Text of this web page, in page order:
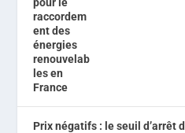
Prix négatifs : le seuil d’arrêt